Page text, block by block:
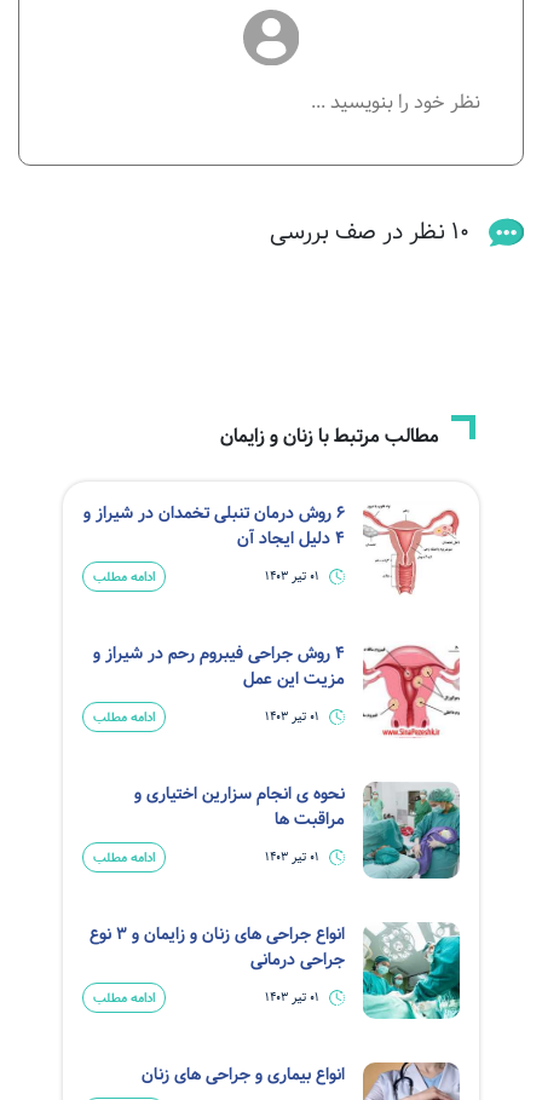
10 نظر در صف بررسی
مطالب مرتبط با زنان و زایمان
6 روش درمان تنبلی تخمدان در شیراز و
4 دلیل ایجاد آن
01 تیر 1403 ادامه مطلب
4 روش جراحی فیبروم رحم در شیراز و
مزیت این عمل
01 تیر 1403 ادامه مطلب
نحوه ی انجام سزارین اختیاری و
مراقبت ها
01 تیر 1403 ادامه مطلب
انواع جراحی های زنان و زایمان و 3 نوع
جراحی درمانی
01 تیر 1403 ادامه مطلب
انواع بیماری و جراحی های زنان